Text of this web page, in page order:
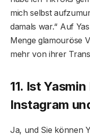
mich selbst
damals war.“ Auf
Menge glamouröse
mehr von ihrer
11. Ist
Instagram
Ja, und Sie können